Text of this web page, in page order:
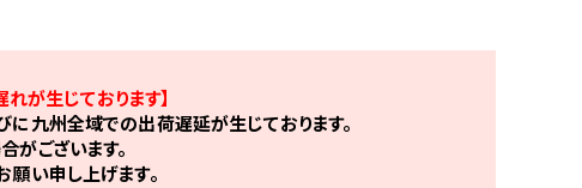
が生じております】
九州全域での出荷遅延が生じております。
がございます。
願い申し上げます。